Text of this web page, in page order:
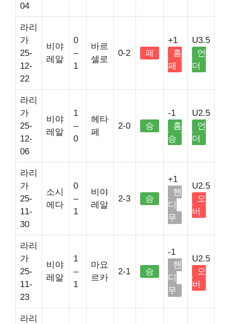
04
라리
가
25-
12-
22
비야
레알
0
–
1
바르
셀로
0-2 패
+1
홈
패
U3.5
언
더
라리
가
25-
12-
06
비야
레알
1
–
0
헤타
페
2-0 승
-1
홈
승
U2.5
언
더
라리
가
25-
11-
30
소시
에다
0
–
1
비야
레알
2-3 승
+1
핸
디
무
U2.5
오
버
라리
가
25-
11-
23
비야
레알
1
–
1
마요
르카
2-1 승
-1
핸
디
무
U2.5
오
버
라리